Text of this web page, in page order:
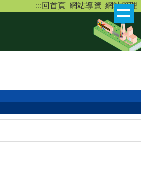
:::回首頁 網站導覽 網站管理